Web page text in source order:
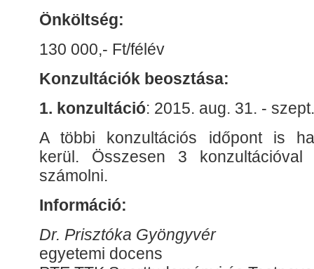
Önköltség:
130 000,- Ft/félév
Konzultációk beosztása:
1. konzultáció: 2015. aug. 31. -
A többi konzultációs időpont is
kerül. Összesen 3
számolni.
Információ:
Dr. Prisztóka Gyöngyvér
egyetemi docens